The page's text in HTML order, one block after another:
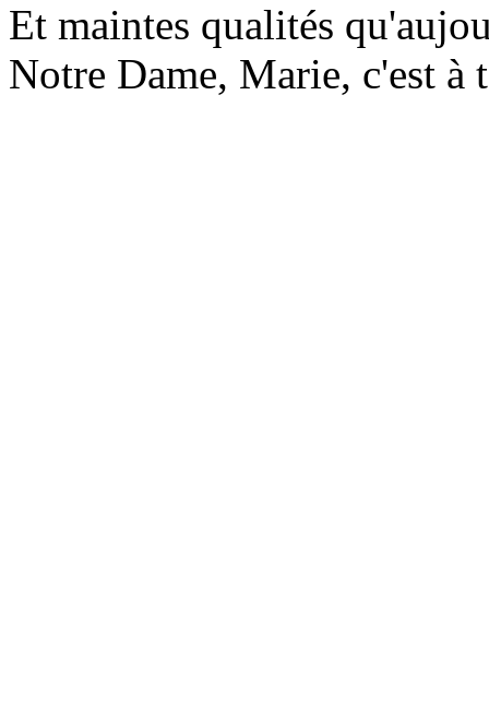
Et maintes qualités
Notre Dame, Marie, c'est